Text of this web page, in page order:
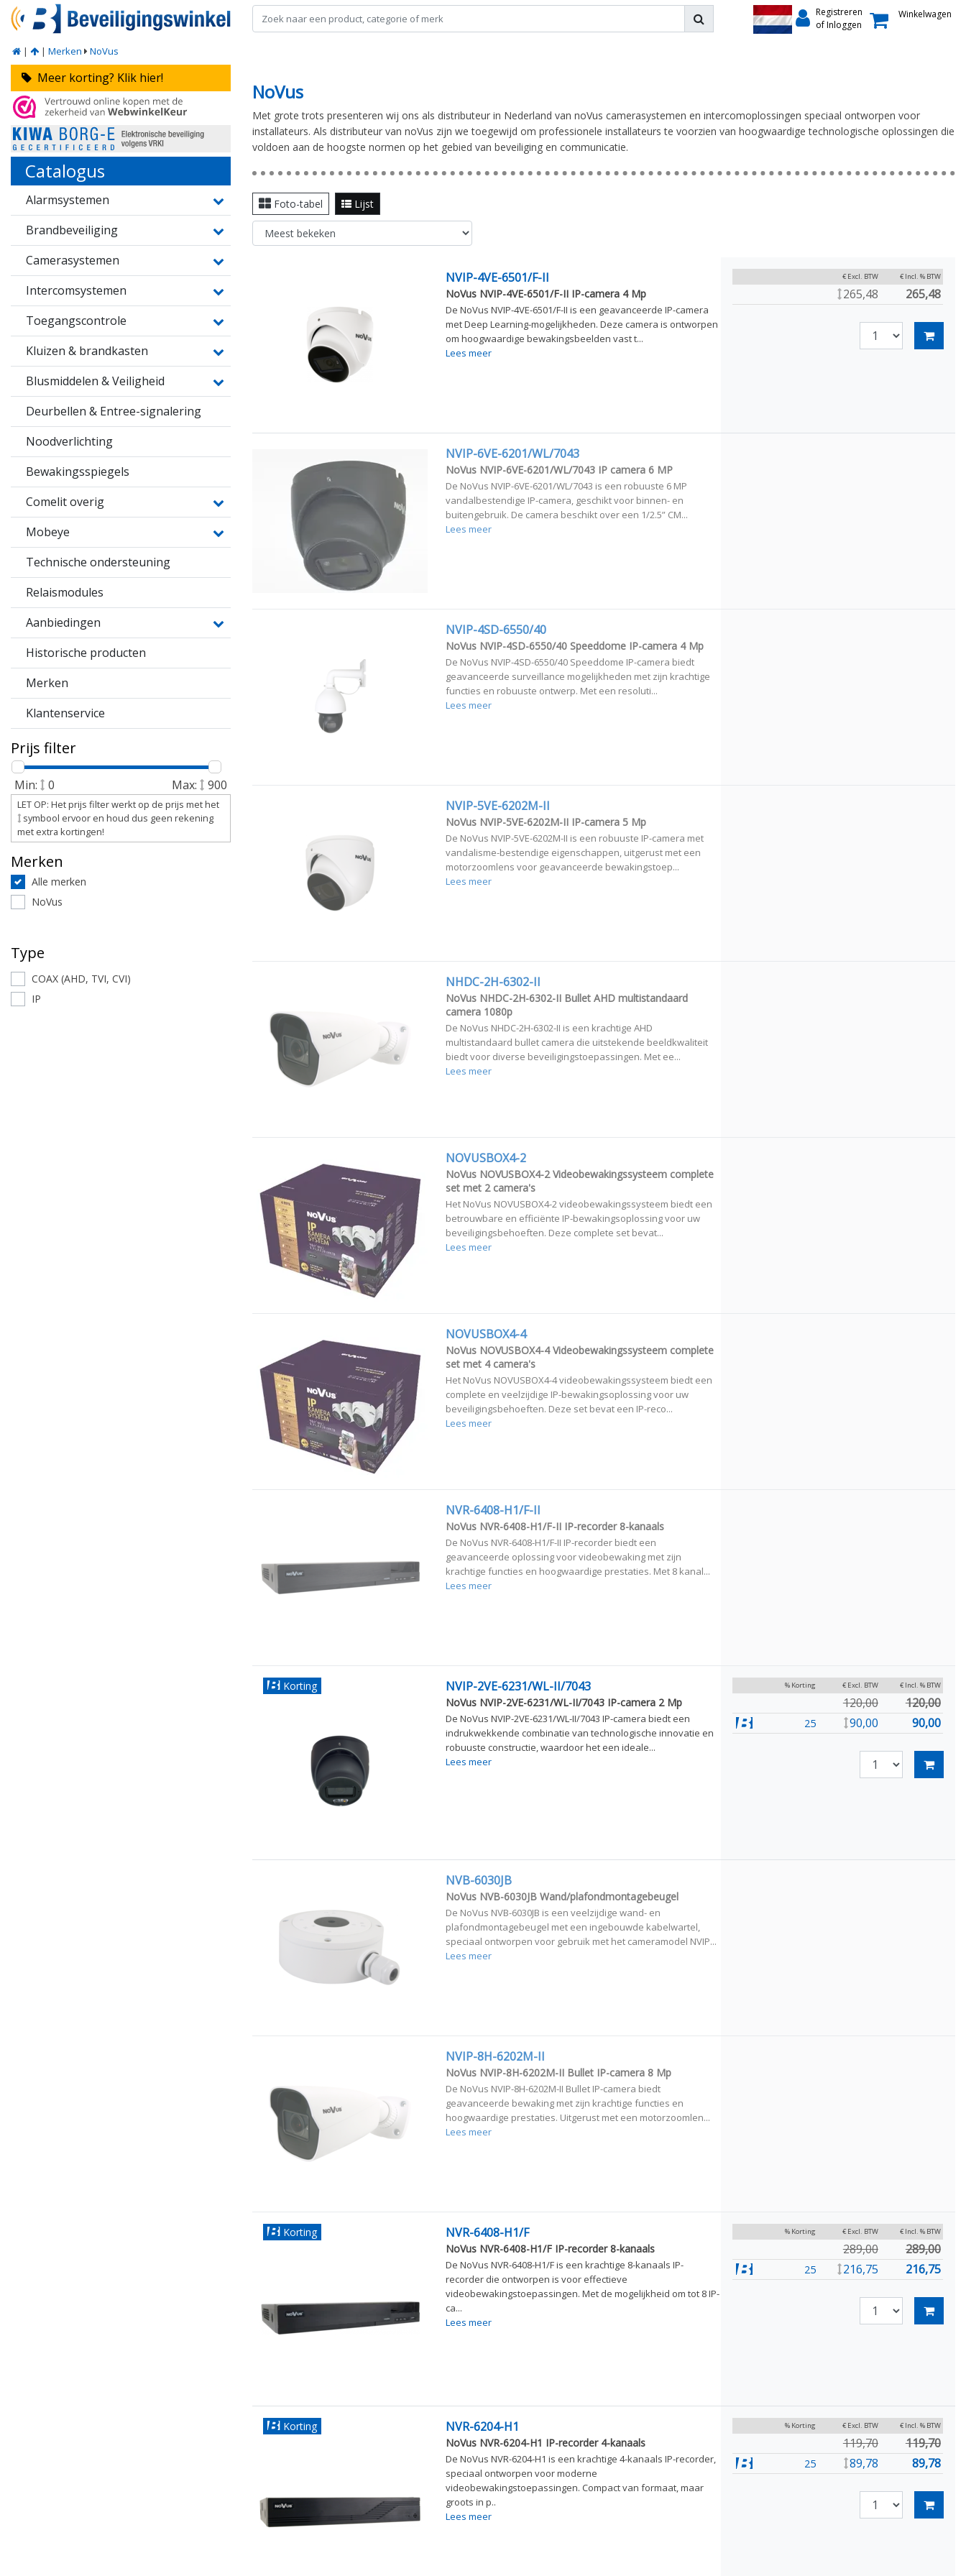
Registreren
of Inloggen
Winkelwagen
| | Merken NoVus
Meer korting? Klik hier!
Catalogus
Alarmsystemen
Brandbeveiliging
Camerasystemen
Intercomsystemen
Toegangscontrole
Kluizen & brandkasten
Blusmiddelen & Veiligheid
Deurbellen & Entree-signalering
Noodverlichting
Bewakingsspiegels
Comelit overig
Mobeye
Technische ondersteuning
Relaismodules
Aanbiedingen
Historische producten
Merken
Klantenservice
Prijs filter
Min: 0 Max: 900
LET OP: Het prijs filter werkt op de prijs met het
symbool ervoor en houd dus geen rekening
met extra kortingen!
Merken
Alle merken
NoVus
Type
COAX (AHD, TVI, CVI)
IP
NoVus
Met grote trots presenteren wij ons als distributeur in Nederland van noVus camerasystemen en intercomoplossingen speciaal ontworpen voor
installateurs. Als distributeur van noVus zijn we toegewijd om professionele installateurs te voorzien van hoogwaardige technologische oplossingen die
voldoen aan de hoogste normen op het gebied van beveiliging en communicatie.
Foto-tabel Lijst
NVIP-4VE-6501/F-II
NoVus NVIP-4VE-6501/F-II IP-camera 4 Mp
De NoVus NVIP-4VE-6501/F-II is een geavanceerde IP-camera
met Deep Learning-mogelijkheden. Deze camera is ontworpen
om hoogwaardige bewakingsbeelden vast t...
Lees meer
€ Excl. BTW € Incl. % BTW
265,48 265,48
NVIP-6VE-6201/WL/7043
NoVus NVIP-6VE-6201/WL/7043 IP camera 6 MP
De NoVus NVIP-6VE-6201/WL/7043 is een robuuste 6 MP
vandalbestendige IP-camera, geschikt voor binnen- en
buitengebruik. De camera beschikt over een 1/2.5” CM...
Lees meer
NVIP-4SD-6550/40
NoVus NVIP-4SD-6550/40 Speeddome IP-camera 4 Mp
De NoVus NVIP-4SD-6550/40 Speeddome IP-camera biedt
geavanceerde surveillance mogelijkheden met zijn krachtige
functies en robuuste ontwerp. Met een resoluti...
Lees meer
NVIP-5VE-6202M-II
NoVus NVIP-5VE-6202M-II IP-camera 5 Mp
De NoVus NVIP-5VE-6202M-II is een robuuste IP-camera met
vandalisme-bestendige eigenschappen, uitgerust met een
motorzoomlens voor geavanceerde bewakingstoep...
Lees meer
NHDC-2H-6302-II
NoVus NHDC-2H-6302-II Bullet AHD multistandaard
camera 1080p
De NoVus NHDC-2H-6302-II is een krachtige AHD
multistandaard bullet camera die uitstekende beeldkwaliteit
biedt voor diverse beveiligingstoepassingen. Met ee...
Lees meer
NOVUSBOX4-2
NoVus NOVUSBOX4-2 Videobewakingssysteem complete
set met 2 camera's
Het NoVus NOVUSBOX4-2 videobewakingssysteem biedt een
betrouwbare en efficiënte IP-bewakingsoplossing voor uw
beveiligingsbehoeften. Deze complete set bevat...
Lees meer
NOVUSBOX4-4
NoVus NOVUSBOX4-4 Videobewakingssysteem complete
set met 4 camera's
Het NoVus NOVUSBOX4-4 videobewakingssysteem biedt een
complete en veelzijdige IP-bewakingsoplossing voor uw
beveiligingsbehoeften. Deze set bevat een IP-reco...
Lees meer
NVR-6408-H1/F-II
NoVus NVR-6408-H1/F-II IP-recorder 8-kanaals
De NoVus NVR-6408-H1/F-II IP-recorder biedt een
geavanceerde oplossing voor videobewaking met zijn
krachtige functies en hoogwaardige prestaties. Met 8 kanal...
Lees meer
Korting NVIP-2VE-6231/WL-II/7043
NoVus NVIP-2VE-6231/WL-II/7043 IP-camera 2 Mp
De NoVus NVIP-2VE-6231/WL-II/7043 IP-camera biedt een
indrukwekkende combinatie van technologische innovatie en
robuuste constructie, waardoor het een ideale...
Lees meer
% Korting € Excl. BTW € Incl. % BTW
120,00 120,00
25 90,00 90,00
NVB-6030JB
NoVus NVB-6030JB Wand/plafondmontagebeugel
De NoVus NVB-6030JB is een veelzijdige wand- en
plafondmontagebeugel met een ingebouwde kabelwartel,
speciaal ontworpen voor gebruik met het cameramodel NVIP...
Lees meer
NVIP-8H-6202M-II
NoVus NVIP-8H-6202M-II Bullet IP-camera 8 Mp
De NoVus NVIP-8H-6202M-II Bullet IP-camera biedt
geavanceerde bewaking met zijn krachtige functies en
hoogwaardige prestaties. Uitgerust met een motorzoomlen...
Lees meer
Korting NVR-6408-H1/F
NoVus NVR-6408-H1/F IP-recorder 8-kanaals
De NoVus NVR-6408-H1/F is een krachtige 8-kanaals IP-
recorder die ontworpen is voor effectieve
videobewakingstoepassingen. Met de mogelijkheid om tot 8 IP-
ca...
Lees meer
% Korting € Excl. BTW € Incl. % BTW
289,00 289,00
25 216,75 216,75
Korting NVR-6204-H1
NoVus NVR-6204-H1 IP-recorder 4-kanaals
De NoVus NVR-6204-H1 is een krachtige 4-kanaals IP-recorder,
speciaal ontworpen voor moderne
videobewakingstoepassingen. Compact van formaat, maar
groots in p..
Lees meer
% Korting € Excl. BTW € Incl. % BTW
119,70 119,70
25 89,78 89,78